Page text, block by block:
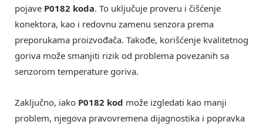
pojave P0182 koda. To uključuje proveru i čišćenje
konektora, kao i redovnu zamenu senzora prema
preporukama proizvođača. Takođe, korišćenje kvalitetnog
goriva može smanjiti rizik od problema povezanih sa
senzorom temperature goriva.
Zaključno, iako P0182 kod može izgledati kao manji
problem, njegova pravovremena dijagnostika i popravka